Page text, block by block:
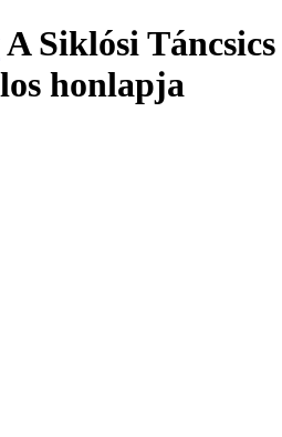
A Siklósi
honlapja